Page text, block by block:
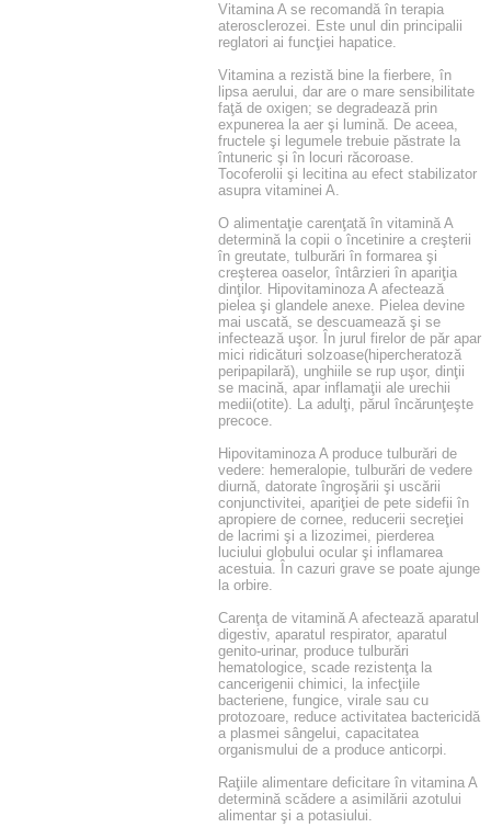
Vitamina A se recomandă în terapia
aterosclerozei. Este unul din principalii
reglatori ai funcţiei hapatice.
Vitamina a rezistă bine la fierbere, în
lipsa aerului, dar are o mare sensibilitate
faţă de oxigen; se degradează prin
expunerea la aer şi lumină. De aceea,
fructele şi legumele trebuie păstrate la
întuneric şi în locuri răcoroase.
Tocoferolii şi lecitina au efect stabilizator
asupra vitaminei A.
O alimentaţie carenţată în vitamină A
determină la copii o încetinire a creşterii
în greutate, tulburări în formarea şi
creşterea oaselor, întârzieri în apariţia
dinţilor. Hipovitaminoza A afectează
pielea şi glandele anexe. Pielea devine
mai uscată, se descuamează şi se
infectează uşor. În jurul firelor de păr apar
mici ridicături solzoase(hipercheratoză
peripapilară), unghiile se rup uşor, dinţii
se macină, apar inflamaţii ale urechii
medii(otite). La adulţi, părul încărunţeşte
precoce.
Hipovitaminoza A produce tulburări de
vedere: hemeralopie, tulburări de vedere
diurnă, datorate îngroşării şi uscării
conjunctivitei, apariţiei de pete sidefii în
apropiere de cornee, reducerii secreţiei
de lacrimi şi a lizozimei, pierderea
luciului globului ocular şi inflamarea
acestuia. În cazuri grave se poate ajunge
la orbire.
Carenţa de vitamină A afectează aparatul
digestiv, aparatul respirator, aparatul
genito-urinar, produce tulburări
hematologice, scade rezistenţa la
cancerigenii chimici, la infecţiile
bacteriene, fungice, virale sau cu
protozoare, reduce activitatea bactericidă
a plasmei sângelui, capacitatea
organismului de a produce anticorpi.
Raţiile alimentare deficitare în vitamina A
determină scădere a asimilării azotului
alimentar şi a potasiului.